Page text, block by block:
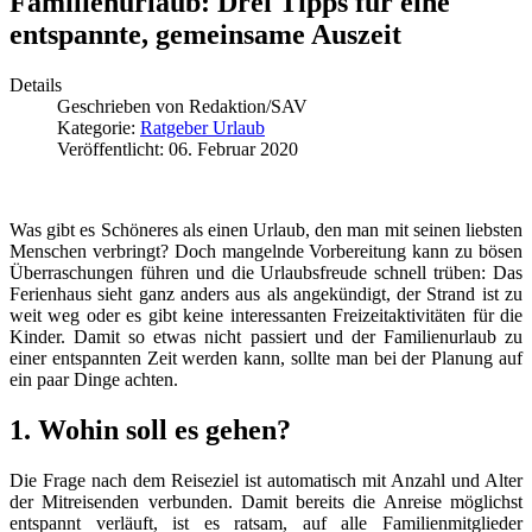
entspannte, gemeinsame Auszeit
Details
Geschrieben von Redaktion/SAV
Kategorie: Ratgeber Urlaub
Veröffentlicht: 06. Februar 2020
Was gibt es Schöneres als einen Urlaub, den man mit seinen liebsten
Menschen verbringt? Doch mangelnde Vorbereitung kann zu bösen
Überraschungen führen und die Urlaubsfreude schnell trüben: Das
Ferienhaus sieht ganz anders aus als angekündigt, der Strand ist zu
weit weg oder es gibt keine interessanten Freizeitaktivitäten für die
Kinder. Damit so etwas nicht passiert und der Familienurlaub zu
einer entspannten Zeit werden kann, sollte man bei der Planung auf
ein paar Dinge achten.
1. Wohin soll es gehen?
Die Frage nach dem Reiseziel ist automatisch mit Anzahl und Alter
der Mitreisenden verbunden. Damit bereits die Anreise möglichst
entspannt verläuft, ist es ratsam, auf alle Familienmitglieder